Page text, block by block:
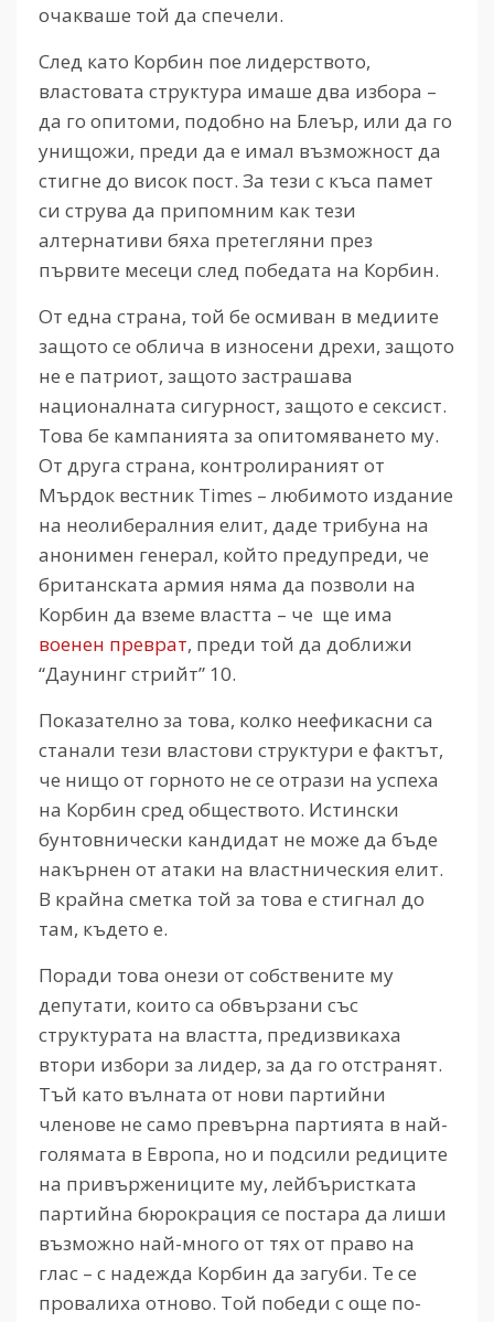
очакваше той да спечели.
След като Корбин пое лидерството,
властовата структура имаше два избора –
да го опитоми, подобно на Блеър, или да го
унищожи, преди да е имал възможност да
стигне до висок пост. За тези с къса памет
си струва да припомним как тези
алтернативи бяха претегляни през
първите месеци след победата на Корбин.
От една страна, той бе осмиван в медиите
защото се облича в износени дрехи, защото
не е патриот, защото застрашава
националната сигурност, защото е сексист.
Това бе кампанията за опитомяването му.
От друга страна, контролираният от
Мърдок вестник Times – любимото издание
на неолибералния елит, даде трибуна на
анонимен генерал, който предупреди, че
британската армия няма да позволи на
Корбин да вземе властта – че ще има
военен преврат, преди той да доближи
“Даунинг стрийт” 10.
Показателно за това, колко неефикасни са
станали тези властови структури е фактът,
че нищо от горното не се отрази на успеха
на Корбин сред обществото. Истински
бунтовнически кандидат не може да бъде
накърнен от атаки на властническия елит.
В крайна сметка той за това е стигнал до
там, където е.
Поради това онези от собствените му
депутати, които са обвързани със
структурата на властта, предизвикаха
втори избори за лидер, за да го отстранят.
Тъй като вълната от нови партийни
членове не само превърна партията в най-
голямата в Европа, но и подсили редиците
на привържениците му, лейбъристката
партийна бюрокрация се постара да лиши
възможно най-много от тях от право на
глас – с надежда Корбин да загуби. Те се
провалиха отново. Той победи с още по-